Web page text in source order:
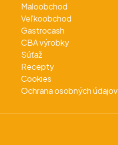
Maloobchod
Veľkoobchod
Gastrocash
CBA výrobky
Súťaž
Recepty
Cookies
Ochrana osobných údajov